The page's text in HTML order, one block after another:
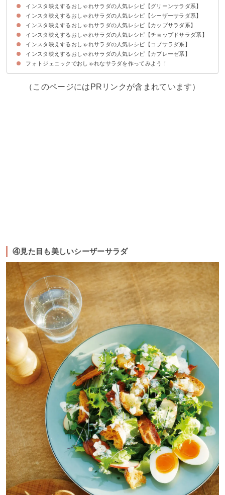
インスタ映えするおしゃれサラダの人気レシピ【グリーンサラダ系】
①フォトジェニックなリースサラダ
②彩り綺麗なグリーンサラダ
③色爽やかなグリーンサラダ
④カラフルな野菜サラダ
⑤フォトジェニックなキャンドルリースサラダ
⑥生マッシュルームのサラダ
⑦フルーツのグリーンサラダ
⑧インパクトのあるグリーンサラダ
⑨おしゃれなイチジクと生ハムのサラダ
⑩簡単でおしゃれなサラダ
インスタ映えするおしゃれサラダの人気レシピ【シーザーサラダ系】
①シンプルでおしゃれなシーザーサラダ
②インパクトのあるフォトジェニックなサラダ
③レモンとハーブチキンのシーザーサラダ
④見た目も美しいシーザーサラダ
⑤簡単でおしゃれな根菜のシーザーサラダ
インスタ映えするおしゃれサラダの人気レシピ【カップサラダ系】
①彩り鮮やかカップサラダ
②おしゃれなカップサラダ
③ブーケ風に盛り付けたカップサラダ
④三色ポテトのカップサラダ
⑤ヘルシーな彩り豊かな豆サラダ
インスタ映えするおしゃれサラダの人気レシピ【チョップドサラダ系】
①おしゃれなチョップドサラダ
②彩り豊かなチョップドサラダ
③ホームパーティに最適なチョップドサラダ
④キヌアのチョップドサラダ
インスタ映えするおしゃれサラダの人気レシピ【コブサラダ系】
①チキンとアボカドのコブサラダ
②休日のブランチに最適なコブサラダ
③色鮮やかなコブサラダ
インスタ映えするおしゃれサラダの人気レシピ【カプレーゼ系】
①おしゃれなカプレーゼ
②おしゃれな創作カプレーゼ
③可愛いミニカプレーゼ
フォトジェニックでおしゃれなサラダを作ってみよう！
（このページにはPRリンクが含まれています）
④見た目も美しいシーザーサラダ